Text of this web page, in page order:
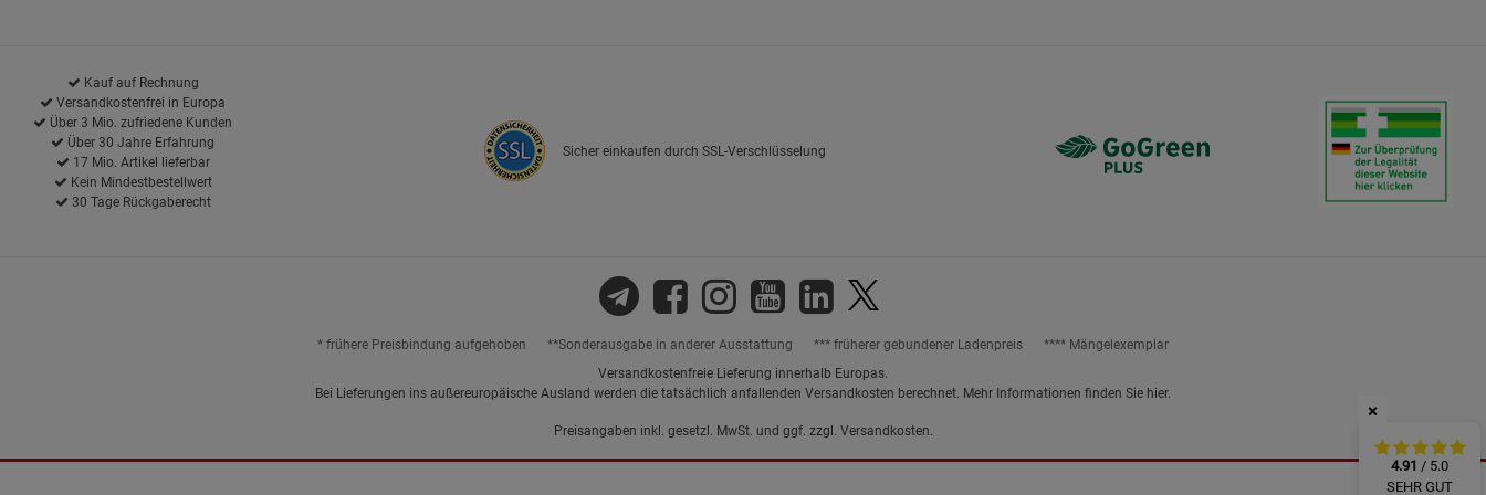
×
4.91 / 5.0
SEHR GUT
Kauf auf Rechnung
Versandkostenfrei in Europa
Über 3 Mio. zufriedene Kunden
Über 30 Jahre Erfahrung
17 Mio. Artikel lieferbar
Kein Mindestbestellwert
30 Tage Rückgaberecht
Sicher einkaufen durch SSL-Verschlüsselung
* frühere Preisbindung aufgehoben **Sonderausgabe in anderer Ausstattung *** früherer gebundener Ladenpreis
**** Mängelexemplar
Versandkostenfreie Lieferung innerhalb Europas.
Bei Lieferungen ins außereuropäische Ausland werden die tatsächlich anfallenden Versandkosten berechnet. Mehr Informationen finden Sie hier.
Preisangaben inkl. gesetzl. MwSt. und ggf. zzgl. Versandkosten.